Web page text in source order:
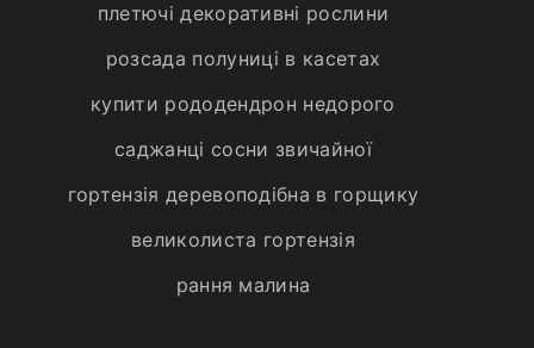
плетючі декоративні рослини
розсада полуниці в касетах
купити рододендрон недорого
саджанці сосни звичайної
гортензія деревоподібна в горщику
великолиста гортензія
рання малина